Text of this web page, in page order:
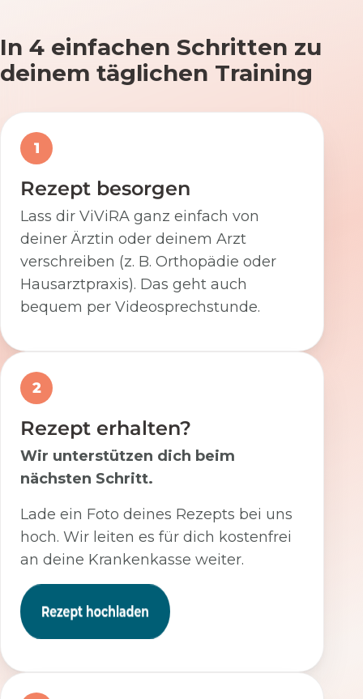
In 4 einfachen Schritten zu
deinem täglichen Training
1
Rezept besorgen
Lass dir ViViRA ganz einfach von
deiner Ärztin oder deinem Arzt
verschreiben (z. B. Orthopädie oder
Hausarztpraxis). Das geht auch
bequem per Videosprechstunde.
2
Rezept erhalten?
Wir unterstützen dich beim
nächsten Schritt.
Lade ein Foto deines Rezepts bei uns
hoch. Wir leiten es für dich kostenfrei
an deine Krankenkasse weiter.